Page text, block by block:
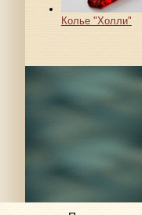
Колье "Холли"